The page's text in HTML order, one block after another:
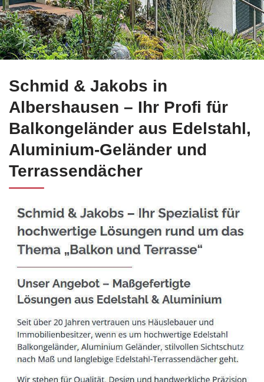
Gleich Edelstahl Balkongeländer in Albershausen buchen
Schmid & Jakobs in
Albershausen – Ihr Profi für
Balkongeländer aus Edelstahl,
Aluminium-Geländer und
Terrassendächer